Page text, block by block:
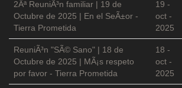
2Âª ReuniÃ³n familiar | 19 de
Octubre de 2025 | En el SeÃ±or -
Tierra Prometida
19 -
oct -
2025
ReuniÃ³n "SÃ© Sano" | 18 de
Octubre de 2025 | MÃ¡s respeto
por favor - Tierra Prometida
18 -
oct -
2025